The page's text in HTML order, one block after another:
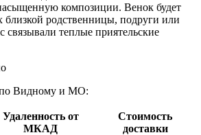
композиции. Венок будет
близкой родственницы, подруги или
связывали теплые приятельские
по Видному и МО:
Удаленность от
МКАД
Стоимость
доставки